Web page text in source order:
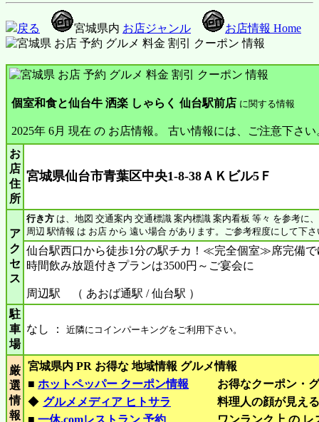
戻る 宮城県内 お店ジャンル お店情報 Home
個室和食と仙台牛 洒楽 しゃらく 仙台駅前店 に関する情報
2025年 6月 現在 の お店情報。 古い情報には、ご注意下さい
お
店
住
所
宮城県仙台市青葉区中央1-8-38ＡＫビル5Ｆ
ア
ク
セ
ス
行き方 は、地図 交通案内 交通標識 案内標識 案内看板 等々 を参考に
周辺 駅情報 は お店 から 遠い場合 があります。ご参考程度にして下
仙台駅西口から徒歩1分の駅チカ！≪完全個室≫席完備で
時間飲み放題付きプランは3500円～ご宴会に
周辺駅 （ あおば通駅 / 仙台駅 ）
駐
車
場
なし ： 近隣にコインパーキングをご利用下さい。
厳
選
情
報
宮城県内 PR お得な 地域情報 グルメ情報
■ ホットペッパー クーポン情報
お得なクーポン・
◆ グルメメディア ヒトサラ
料理人の顔が見え